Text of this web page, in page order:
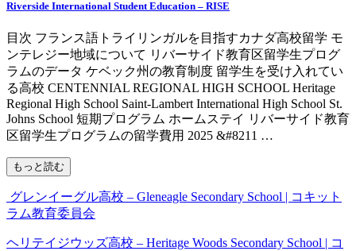
Riverside International Student Education – RISE
目次 フランス語トライリンガルを目指すカナダ高校留学 モ
ンテレジー地域について リバーサイド教育区留学生プログ
ラムのデータ ケベック州の教育制度 留学生を受け入れてい
る高校 CENTENNIAL REGIONAL HIGH SCHOOL Heritage
Regional High School Saint-Lambert International High School St.
Johns School 短期プログラム ホームステイ リバーサイド教育
区留学生プログラムの留学費用 2025 &#8211 …
もっと読む
グレンイーグル高校 – Gleneagle Secondary School | コキット
ラム教育委員会
ヘリテイジウッズ高校 – Heritage Woods Secondary School | コ